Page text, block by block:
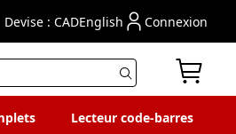
Devise : CADEnglish Connexion
Lecteur code-barres